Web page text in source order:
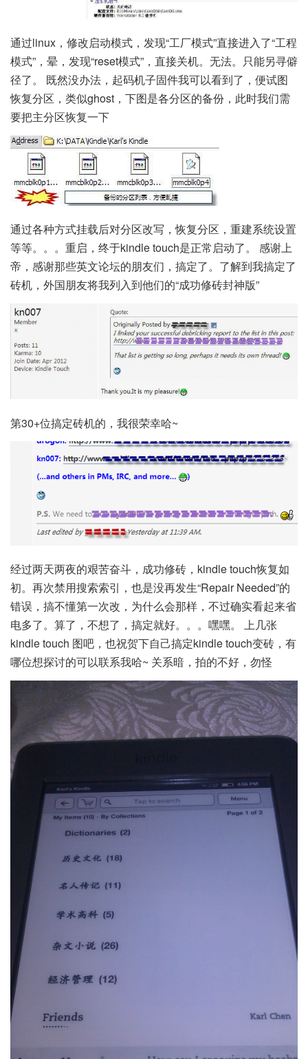
通过linux，修改启动模式，发现“工厂模式”直接进入了“工程
模式”，晕，发现“reset模式”，直接关机。无法。只能另寻僻
径了。 既然没办法，起码机子固件我可以看到了，便试图
恢复分区，类似ghost，下图是各分区的备份，此时我们需
要把主分区恢复一下
通过各种方式挂载后对分区改写，恢复分区，重建系统设置
等等。。。重启，终于kindle touch是正常启动了。 感谢上
帝，感谢那些英文论坛的朋友们，搞定了。了解到我搞定了
砖机，外国朋友将我列入到他们的“成功修砖封神版”
第30+位搞定砖机的，我很荣幸哈~
经过两天两夜的艰苦奋斗，成功修砖，kindle touch恢复如
初。再次禁用搜索索引，也是没再发生“Repair Needed”的
错误，搞不懂第一次改，为什么会那样，不过确实看起来省
电多了。算了，不想了，搞定就好。。。嘿嘿。 上几张
kindle touch 图吧，也祝贺下自己搞定kindle touch变砖，有
哪位想探讨的可以联系我哈~ 关系暗，拍的不好，勿怪